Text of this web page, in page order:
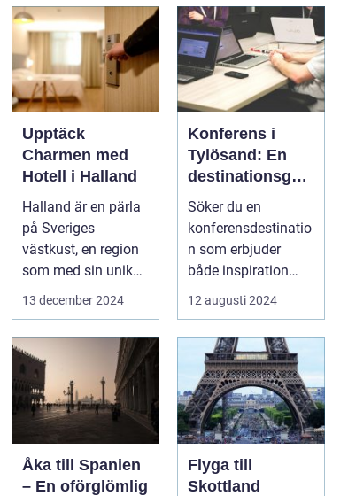
Upptäck
Charmen med
Hotell i Halland
Halland är en pärla
på Sveriges
västkust, en region
som med sin unika
kustlinje...
13 december 2024
Konferens i
Tylösand: En
destinationsgui
de
Söker du en
konferensdestinatio
n som erbjuder
både inspiration
och avkoppling?
12 augusti 2024
Åka till Spanien
– En oförglömlig
Flyga till
Skottland